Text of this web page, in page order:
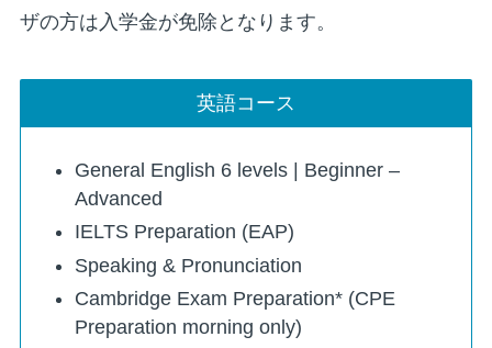
ザの方は入学金が免除となります。
英語コース
General English 6 levels | Beginner –
Advanced
IELTS Preparation (EAP)
Speaking & Pronunciation
Cambridge Exam Preparation* (CPE
Preparation morning only)